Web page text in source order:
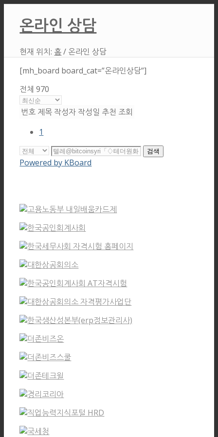
온라인 상담
현재 위치: 홈 / 온라인 상담
[mh_board board_cat=”온라인상담”]
전체 970
번호 제목 작성자 작성일 추천 조회
1
검색
Powered by KBoard